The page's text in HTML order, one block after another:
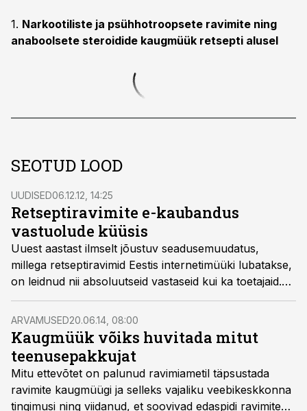
1. Narkootiliste ja psühhotroopsete ravimite ning
anaboolsete steroidide kaugmüük retsepti alusel
SEOTUD LOOD
UUDISED06.12.12, 14:25
Retseptiravimite e-kaubandus
vastuolude küüsis
Uuest aastast ilmselt jõustuv seadusemuudatus,
millega retseptiravimid Eestis internetimüüki lubatakse,
on leidnud nii absoluutseid vastaseid kui ka toetajaid.
Viimased leiavad, et müügile tuleks seada praegu
planeeritust veelgi vähem piiranguid.
ARVAMUSED20.06.14, 08:00
Kaugmüük võiks huvitada mitut
teenusepakkujat
Mitu ettevõtet on palunud ravimiametil täpsustada
ravimite kaugmüügi ja selleks vajaliku veebikeskkonna
tingimusi ning viidanud, et soovivad edaspidi ravimite